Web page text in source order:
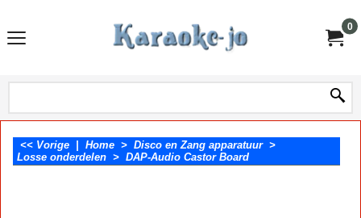
0
<< Vorige Home > Disco en Zang apparatuur>
Losse onderdelen > DAP-Audio Castor Board